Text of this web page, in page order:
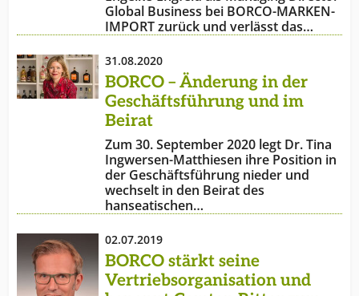
Global Business bei BORCO-MARKEN-
IMPORT zurück und verlässt das…
31.08.2020
BORCO – Änderung in der
Geschäftsführung und im
Beirat
Zum 30. September 2020 legt Dr. Tina
Ingwersen-Matthiesen ihre Position in
der Geschäftsführung nieder und
wechselt in den Beirat des
hanseatischen…
02.07.2019
BORCO stärkt seine
Vertriebsorganisation und